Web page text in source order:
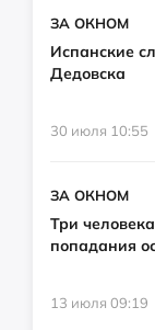
ЗА ОКНОМ
Испанские
Дедовска
30 июля 10:55
ЗА ОКНОМ
Три
попадания
13 июля 09:19